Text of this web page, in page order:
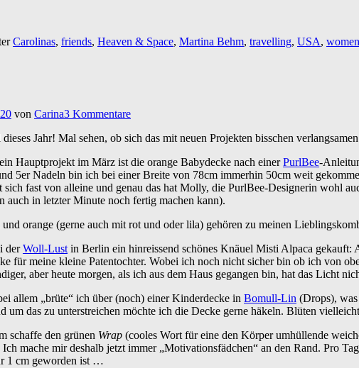
Carolinas, friends, Heaven & Space, Martina Behm, travelling, USA, women
von Carina3 Kommentare
Jahr! Mal sehen, ob sich das mit neuen Projekten bisschen
Hauptprojekt im März ist die orange Babydecke nach einerPurlBee-
5er Nadeln bin ich bei einer Breite von 78cm immerhin 50cm weit
fast von alleine und genau das hat Molly, die PurlBee-Designerin wohl
auch in letzter Minute noch fertig machen kann).
orange (gerne auch mit rot und oder lila) gehören zu meinen
derWoll-Lust in Berlin ein hinreissend schönes Knäuel Misti Alpaca gekauft:
für meine kleine Patentochter. Wobei ich noch nicht sicher bin ob ich von
aber heute morgen, als ich aus dem Haus gegangen bin, hat das Licht
allem „brüte“ ich über (noch) einer Kinderdecke in Bomull-Lin (Drops),
um das zu unterstreichen möchte ich die Decke gerne häkeln. Blüten
schaffe den grünen Wrap (cooles Wort für eine den Körper umhüllende
mache mir deshalb jetzt immer „Motivationsfädchen“ an den Rand. Pro
1 cm geworden ist …